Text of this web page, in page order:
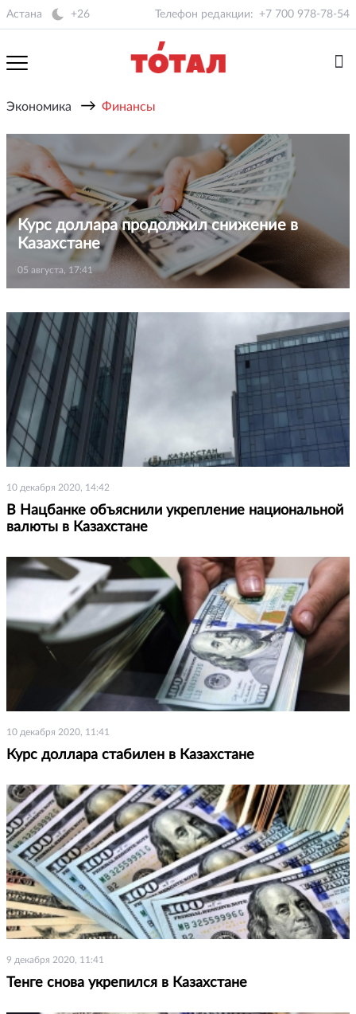
Астана +26 Телефон редакции: +7 700 978-78-54
Экономика → Финансы
Курс доллара продолжил снижение в
Казахстане
05 августа, 17:41
10 декабря 2020, 14:42
В Нацбанке объяснили укрепление национальной
валюты в Казахстане
10 декабря 2020, 11:41
Курс доллара стабилен в Казахстане
9 декабря 2020, 11:41
Тенге снова укрепился в Казахстане